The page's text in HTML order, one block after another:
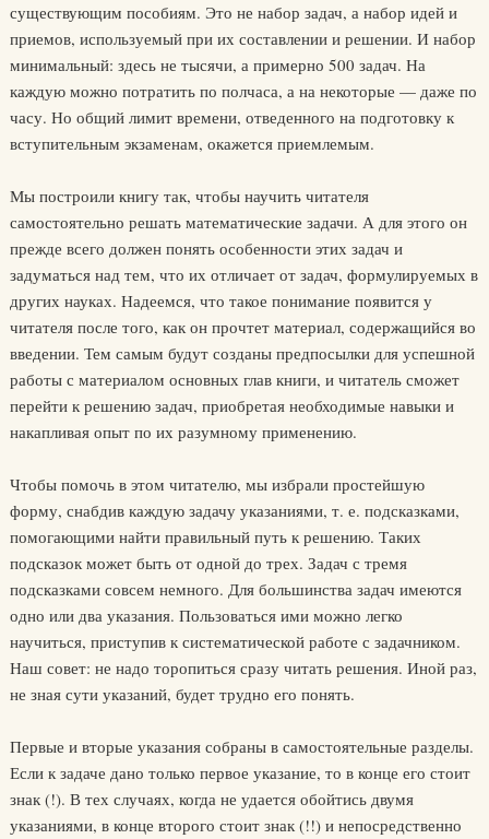
существующим пособиям. Это не набор задач, а набор идей и
приемов, используемый при их составлении и решении. И набор
минимальный: здесь не тысячи, а примерно 500 задач. На
каждую можно потратить по полчаса, а на некоторые — даже по
часу. Но общий лимит времени, отведенного на подготовку к
вступительным экзаменам, окажется приемлемым.
Мы построили книгу так, чтобы научить читателя
самостоятельно решать математические задачи. А для этого он
прежде всего должен понять особенности этих задач и
задуматься над тем, что их отличает от задач, формулируемых в
других науках. Надеемся, что такое понимание появится у
читателя после того, как он прочтет материал, содержащийся во
введении. Тем самым будут созданы предпосылки для успешной
работы с материалом основных глав книги, и читатель сможет
перейти к решению задач, приобретая необходимые навыки и
накапливая опыт по их разумному применению.
Чтобы помочь в этом читателю, мы избрали простейшую
форму, снабдив каждую задачу указаниями, т. е. подсказками,
помогающими найти правильный путь к решению. Таких
подсказок может быть от одной до трех. Задач с тремя
подсказками совсем немного. Для большинства задач имеются
одно или два указания. Пользоваться ими можно легко
научиться, приступив к систематической работе с задачником.
Наш совет: не надо торопиться сразу читать решения. Иной раз,
не зная сути указаний, будет трудно его понять.
Первые и вторые указания собраны в самостоятельные разделы.
Если к задаче дано только первое указание, то в конце его стоит
знак (!). В тех случаях, когда не удается обойтись двумя
указаниями, в конце второго стоит знак (!!) и непосредственно